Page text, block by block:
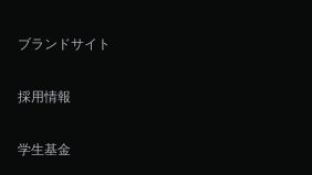
ブランドサイト
採用情報
学生基金